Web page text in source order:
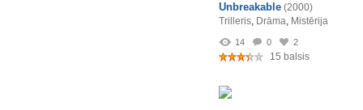
Unbreakable (2000)
Trilleris, Drāma, Mistērija
14 0 2
15 balsis